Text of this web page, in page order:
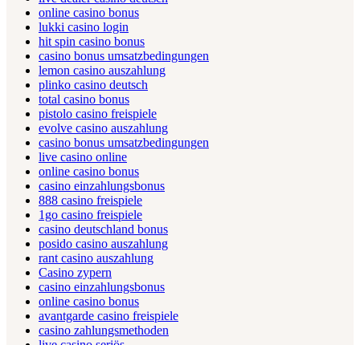
online casino bonus
lukki casino login
hit spin casino bonus
casino bonus umsatzbedingungen
lemon casino auszahlung
plinko casino deutsch
total casino bonus
pistolo casino freispiele
evolve casino auszahlung
casino bonus umsatzbedingungen
live casino online
online casino bonus
casino einzahlungsbonus
888 casino freispiele
1go casino freispiele
casino deutschland bonus
posido casino auszahlung
rant casino auszahlung
Casino zypern
casino einzahlungsbonus
online casino bonus
avantgarde casino freispiele
casino zahlungsmethoden